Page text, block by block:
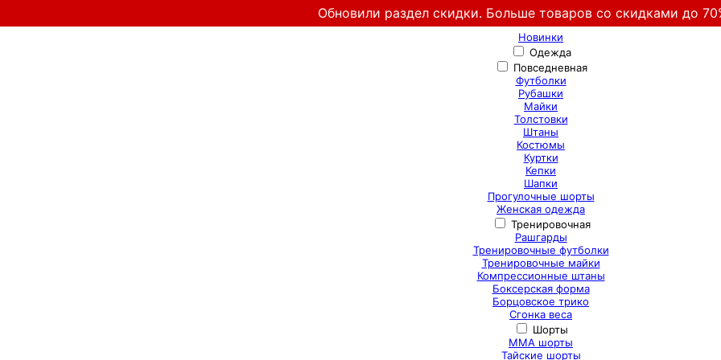
Обновили раздел скидки. Больше товаров со скидками до
Новинки
Одежда
Повседневная
Футболки
Рубашки
Майки
Толстовки
Штаны
Костюмы
Куртки
Кепки
Шапки
Прогулочные шорты
Женская одежда
Тренировочная
Рашгарды
Тренировочные футболки
Тренировочные майки
Компрессионные штаны
Боксерская форма
Борцовское трико
Сгонка веса
Шорты
ММА шорты
Тайские шорты